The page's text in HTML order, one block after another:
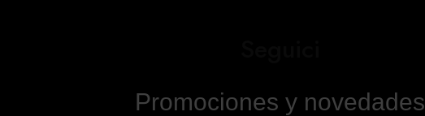
Promociones y novedades